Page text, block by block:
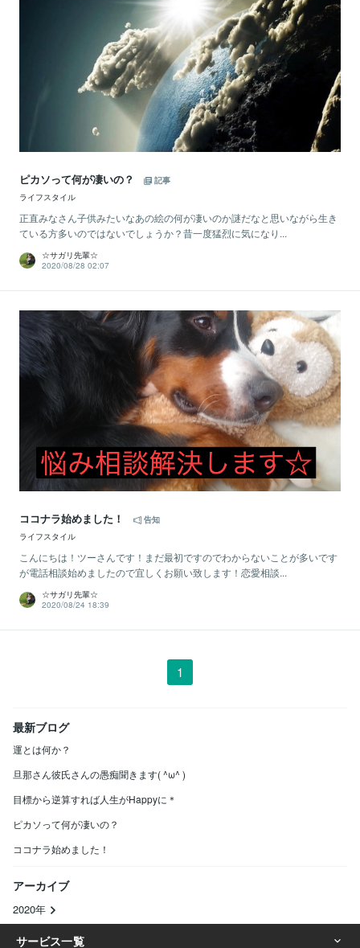
ピカソって何が凄いの？
記事
ライフスタイル
正直みなさん子供みたいなあの絵の何が凄いのか謎だなと思いながら生き
ている方多いのではないでしょうか？昔一度猛烈に気になり...
☆サガリ先輩☆
2020/08/28 02:07
ココナラ始めました！
告知
ライフスタイル
こんにちは！ツーさんです！まだ最初ですのでわからないことが多いです
が電話相談始めましたので宜しくお願い致します！恋愛相談...
☆サガリ先輩☆
2020/08/24 18:39
1
最新ブログ
運とは何か？
旦那さん彼氏さんの愚痴聞きます( ^ω^ )
目標から逆算すれば人生がHappyに＊
ピカソって何が凄いの？
ココナラ始めました！
アーカイブ
2020年